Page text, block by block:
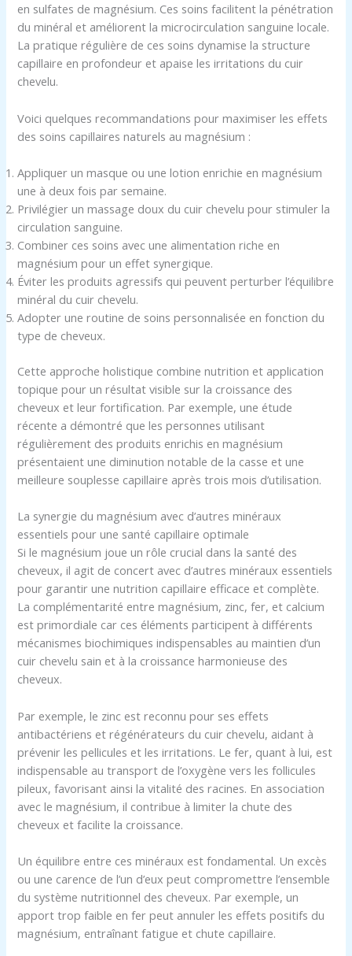
en sulfates de magnésium. Ces soins facilitent la pénétration
du minéral et améliorent la microcirculation sanguine locale.
La pratique régulière de ces soins dynamise la structure
capillaire en profondeur et apaise les irritations du cuir
chevelu.
Voici quelques recommandations pour maximiser les effets
des soins capillaires naturels au magnésium :
Appliquer un masque ou une lotion enrichie en magnésium
une à deux fois par semaine.
Privilégier un massage doux du cuir chevelu pour stimuler la
circulation sanguine.
Combiner ces soins avec une alimentation riche en
magnésium pour un effet synergique.
Éviter les produits agressifs qui peuvent perturber l’équilibre
minéral du cuir chevelu.
Adopter une routine de soins personnalisée en fonction du
type de cheveux.
Cette approche holistique combine nutrition et application
topique pour un résultat visible sur la croissance des
cheveux et leur fortification. Par exemple, une étude
récente a démontré que les personnes utilisant
régulièrement des produits enrichis en magnésium
présentaient une diminution notable de la casse et une
meilleure souplesse capillaire après trois mois d’utilisation.
La synergie du magnésium avec d’autres minéraux
essentiels pour une santé capillaire optimale
Si le magnésium joue un rôle crucial dans la santé des
cheveux, il agit de concert avec d’autres minéraux essentiels
pour garantir une nutrition capillaire efficace et complète.
La complémentarité entre magnésium, zinc, fer, et calcium
est primordiale car ces éléments participent à différents
mécanismes biochimiques indispensables au maintien d’un
cuir chevelu sain et à la croissance harmonieuse des
cheveux.
Par exemple, le zinc est reconnu pour ses effets
antibactériens et régénérateurs du cuir chevelu, aidant à
prévenir les pellicules et les irritations. Le fer, quant à lui, est
indispensable au transport de l’oxygène vers les follicules
pileux, favorisant ainsi la vitalité des racines. En association
avec le magnésium, il contribue à limiter la chute des
cheveux et facilite la croissance.
Un équilibre entre ces minéraux est fondamental. Un excès
ou une carence de l’un d’eux peut compromettre l’ensemble
du système nutritionnel des cheveux. Par exemple, un
apport trop faible en fer peut annuler les effets positifs du
magnésium, entraînant fatigue et chute capillaire.